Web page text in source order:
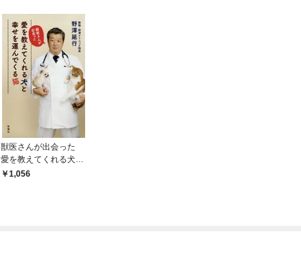
獣医さんが出会った
愛を教えてくれる犬と
幸せを運んでくる猫
1,056